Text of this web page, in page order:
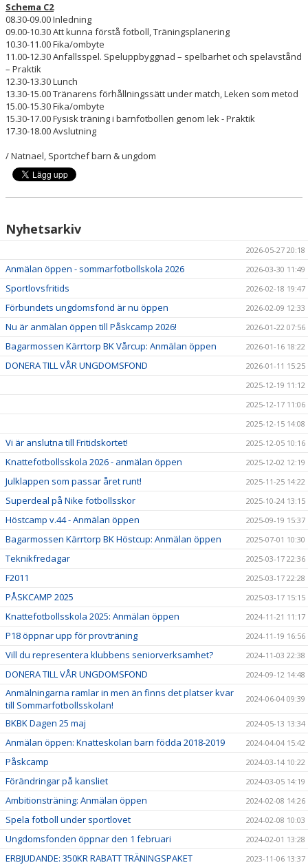
Schema C2
08.30-09.00 Inledning
09.00-10.30 Att kunna förstå fotboll, Träningsplanering
10.30-11.00 Fika/ombyte
11.00-12.30 Anfallsspel. Speluppbyggnad – spelbarhet och spelavstånd
– Praktik
12.30-13.30 Lunch
13.30-15.00 Tränarens förhållningssätt under match, Leken som metod
15.00-15.30 Fika/ombyte
15.30-17.00 Fysisk träning i barnfotbollen genom lek - Praktik
17.30-18.00 Avslutning
/ Natnael, Sportchef barn & ungdom
Nyhetsarkiv
2026-05-27 20:18
Anmälan öppen - sommarfotbollskola 2026 2026-03-30 11:49
Sportlovsfritids 2026-02-18 19:47
Förbundets ungdomsfond är nu öppen 2026-02-09 12:33
Nu är anmälan öppen till Påskcamp 2026! 2026-01-22 07:56
Bagarmossen Kärrtorp BK Vårcup: Anmälan öppen 2026-01-16 18:22
DONERA TILL VÅR UNGDOMSFOND
2026-01-11 15:25
2025-12-19 11:12
2025-12-17 11:06
2025-12-15 14:08
Vi är anslutna till Fritidskortet! 2025-12-05 10:16
Knattefotbollsskola 2026 - anmälan öppen 2025-12-02 12:19
Julklappen som passar året runt! 2025-11-25 14:22
Superdeal på Nike fotbollsskor 2025-10-24 13:15
Höstcamp v.44 - Anmälan öppen 2025-09-19 15:37
Bagarmossen Kärrtorp BK Höstcup: Anmälan öppen 2025-07-01 10:30
Teknikfredagar 2025-03-17 22:36
F2011 2025-03-17 22:28
PÅSKCAMP 2025 2025-03-17 15:15
Knattefotbollsskola 2025: Anmälan öppen 2024-11-21 11:17
P18 öppnar upp för provträning 2024-11-19 16:56
Vill du representera klubbens seniorverksamhet? 2024-11-03 22:38
DONERA TILL VÅR UNGDOMSFOND 2024-09-12 14:48
Anmälningarna ramlar in men än finns det platser kvar
till Sommarfotbollsskolan!
2024-06-04 09:39
BKBK Dagen 25 maj 2024-05-13 13:34
Anmälan öppen: Knatteskolan barn födda 2018-2019 2024-04-04 15:42
Påskcamp 2024-03-14 10:22
Förändringar på kansliet 2024-03-05 14:19
Ambitionsträning: Anmälan öppen 2024-02-08 14:26
Spela fotboll under sportlovet 2024-02-08 10:03
Ungdomsfonden öppnar den 1 februari 2024-02-01 13:28
ERBJUDANDE: 350KR RABATT TRÄNINGSPAKET 2023-11-06 13:37